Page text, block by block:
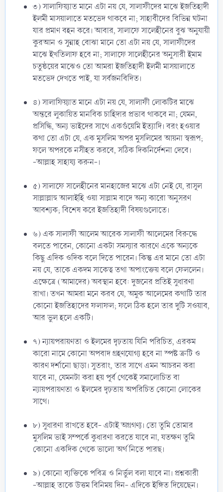
৩) সালাফিয়্যাত মানে এটা নয় যে, সালাফীদের মাঝে ইজতিহাদী
ইলমী মাসয়ালাতে মতভেদ থাকবে না; সাহাবীদের বিভিন্ন ঘটনা
যার প্রমাণ বহন করে। আবার, সালাফে সালেহীনের বুঝ অনুযায়ী
কুরআন ও সুন্নাহ বোঝা মানে তো এটা নয় যে, সালাফীদের
মাঝে ইখতিলাফ হবে না; সালাফে সালেহীনের অনুসারী ইমাম
চতুষ্ঠয়ের মাঝেও তো আমরা ইজতিহাদী ইলমী মাসয়ালাতে
মতভেদ দেখতে পাই, যা সর্বজনবিদিত।
৪) সালাফিয়্যাত মানে এটা নয় যে, সালাফী লোকটির মাঝে
অন্তরে লুকায়িত মানবিক চাহিদার প্রভাব থাকবে না; যেমন,
প্রসিদ্ধি, অন্য ভাইদের সাথে একগুঁয়েমি ইত্যাদি। বরং হওয়ার
কথা তো এটা যে, এক মুসলিম অপর মুসলিমের আয়না স্বরূপ;
ফলে অপরকে নসীহত করবে, সঠিক দিকনির্দেশনা দেবে।
-আল্লাহ সাহায্য করুন-।
৫) সালাফে সালেহীনের মানহাজের মাঝে এটা নেই যে, রাসূল
সাল্লাল্লাহু আলাইহি ওয়া সাল্লাম বাদে অন্য কারো অনুসরণ
আবশ্যক; বিশেষ করে ইজতিহাদী বিষয়গুলোতে।
৬) এক সালাফী আলেম আরেক সালাফী আলেমের বিরুদ্ধে
বলতে পারেন, কোনো একটা সমস্যার কারণে একে অন্যকে
কিছু এদিক ওদিক বলে দিতে পারেন। কিন্তু এর মানে তো এটা
নয় যে, তাকে একদম সাকেত্ব তথা অপাংক্তেয় বলে ফেললেন।
এক্ষেত্রে (আমাদের) অবস্থান হবে: দুজনের প্রতিই সুধারণা
রাখা। তখন আমরা মনে করব যে, অমুক আলেমের কথাটি তার
কোনো ইজতিহাদের ফলাফল; ফলে ঠিক হলে তার দুটি সওয়াব,
আর ভুল হলে একটি।
৭) ন্যায়পরায়ণতা ও ইলমের দৃঢ়তায় যিনি পরিচিত, এরকম
কারো নামে কোনো অপবাদ গ্রহণযোগ্য হবে না স্পষ্ট ত্রুটি ও
কারণ দর্শানো ছাড়া। সুতরাং, তার সাথে এমন আচরন করা
যাবে না, যেমনটা করা হয় পূর্ব থেকেই সমালোচিত বা
ন্যায়পরায়ণতা ও ইলমের দৃঢ়তায় অপরিচিত কোনো লোকের
সাথে।
৮) সুধারণা রাখতে হবে- এটাই অগ্রগণ্য। তো তুমি তোমার
মুসলিম ভাই সম্পর্কে কুধারণা করতে যাবে না, যতক্ষণ তুমি
কোনো একদিক থেকে ভালো অর্থ নিতে পারছ।
৯) কোনো ব্যক্তিকে পবিত্র ও নির্ভুল বলা যাবে না। প্রশ্নকারী
-আল্লাহ তাকে উত্তম বিনিময় দিন- এদিকে ইঙ্গিত দিয়েছেন।